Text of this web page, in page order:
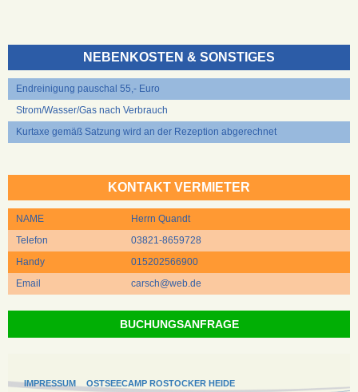
NEBENKOSTEN & SONSTIGES
Endreinigung pauschal 55,- Euro
Strom/Wasser/Gas nach Verbrauch
Kurtaxe gemäß Satzung wird an der Rezeption abgerechnet
KONTAKT VERMIETER
NAME
Herrn Quandt
Telefon
03821-8659728
Handy
015202566900
Email
carsch@web.de
BUCHUNGSANFRAGE
IMPRESSUM
OSTSEECAMP ROSTOCKER HEIDE